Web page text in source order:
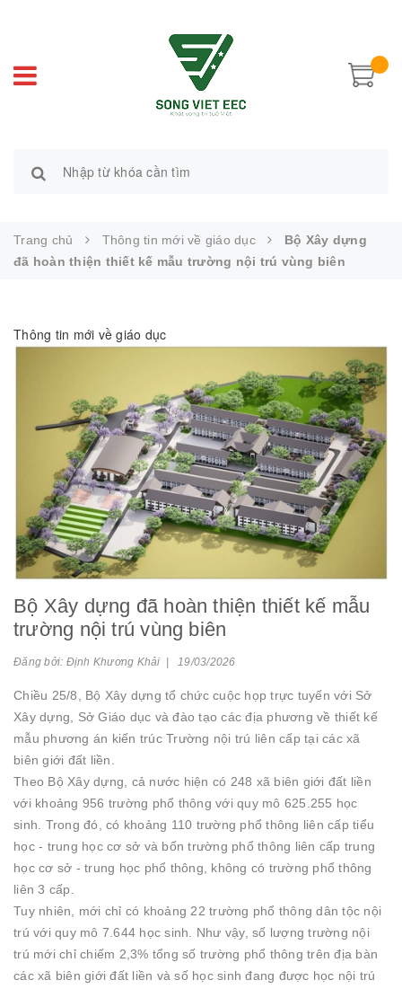
Trang chủ Thông tin mới về giáo dục
Bộ Xây dựng
đã hoàn thiện thiết kế mẫu trường nội trú vùng biên
Thông tin mới về giáo dục
Bộ Xây dựng đã hoàn thiện thiết kế mẫu
trường nội trú vùng biên
Đăng bởi: Định Khương Khải | 19/03/2026
Chiều 25/8, Bộ Xây dựng tổ chức cuộc họp trực tuyến với Sở
Xây dựng, Sở Giáo dục và đào tạo các địa phương về thiết kế
mẫu phương án kiến trúc Trường nội trú liên cấp tại các xã
biên giới đất liền.
Theo Bộ Xây dựng, cả nước hiện có 248 xã biên giới đất liền
với khoảng 956 trường phổ thông với quy mô 625.255 học
sinh. Trong đó, có khoảng 110 trường phổ thông liên cấp tiểu
học - trung học cơ sở và bốn trường phổ thông liên cấp trung
học cơ sở - trung học phổ thông, không có trường phổ thông
liên 3 cấp.
Tuy nhiên, mới chỉ có khoảng 22 trường phổ thông dân tộc nội
trú với quy mô 7.644 học sinh. Như vậy, số lượng trường nội
trú mới chỉ chiếm 2,3% tổng số trường phổ thông trên địa bàn
các xã biên giới đất liền và số học sinh đang được học nội trú